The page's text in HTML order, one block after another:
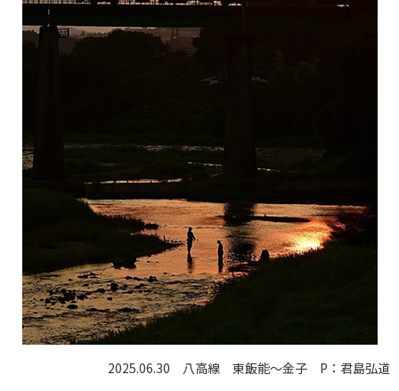
2025.06.30 八高線 東飯能〜金子 P：君島弘道